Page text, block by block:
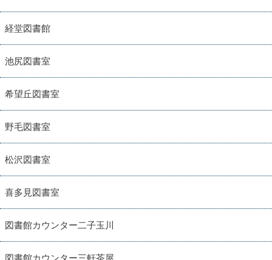
経堂図書館
池尻図書室
希望丘図書室
野毛図書室
松沢図書室
喜多見図書室
図書館カウンター二子玉川